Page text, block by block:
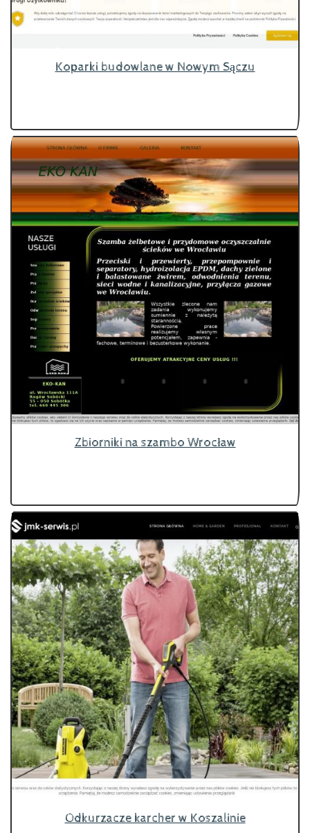
Koparki budowlane w Nowym Sączu
Zbiorniki na szambo Wrocław
Odkurzacze karcher w Koszalinie